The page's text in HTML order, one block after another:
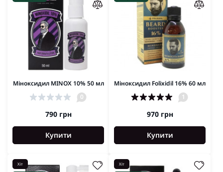
Міноксидил MINOX 10% 50 мл
0
790 грн
Купити
Міноксидил Folixidil 16% 60 мл
1
970 грн
Купити
Хіт Хіт